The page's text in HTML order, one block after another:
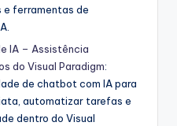
e ferramentas de
IA – Assistência
do Visual Paradigm:
de chatbot com IA para
automatizar tarefas e
dentro do Visual